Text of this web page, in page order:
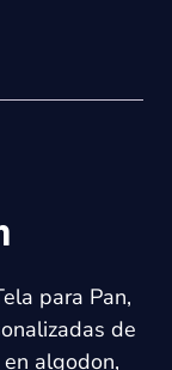
para Pan,
de
algodon,